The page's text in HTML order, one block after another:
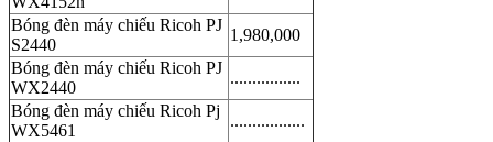
Bóng đèn máy chiếu Ricoh PJ
S2440
1,980,000
Bóng đèn máy chiếu Ricoh PJ
WX2440
................
Bóng đèn máy chiếu Ricoh Pj
WX5461
.................